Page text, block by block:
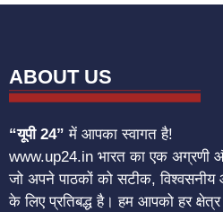
ABOUT US
“यूपी 24” में आपका स्वागत है!
www.up24.in भारत का एक अग्रणी
जो अपने पाठकों को सटीक, विश्वसनीय
के लिए प्रतिबद्ध है। हम आपको हर क्षेत्र